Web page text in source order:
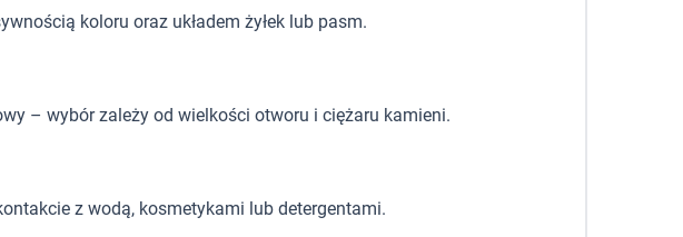
koloru oraz układem żyłek lub pasm.
– wybór zależy od wielkości otworu i ciężaru kamieni.
z wodą, kosmetykami lub detergentami.